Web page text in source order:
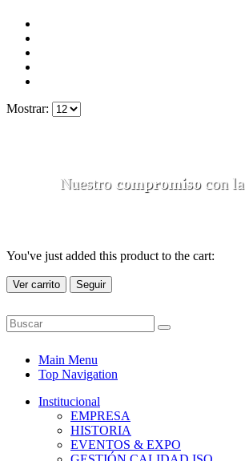
Mostrar:
Nuestro compromisocon la
You've just added this product to the cart:
Ver carrito Seguir
Main Menu
Top Navigation
Institucional
EMPRESA
HISTORIA
EVENTOS & EXPO